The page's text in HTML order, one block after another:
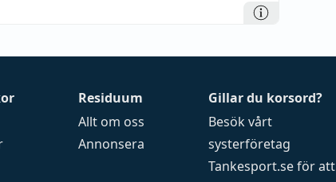
Residuum
Allt om oss
Annonsera
Gillar du korsord?
Besök vårt
systerföretag
Tankesport.seför att